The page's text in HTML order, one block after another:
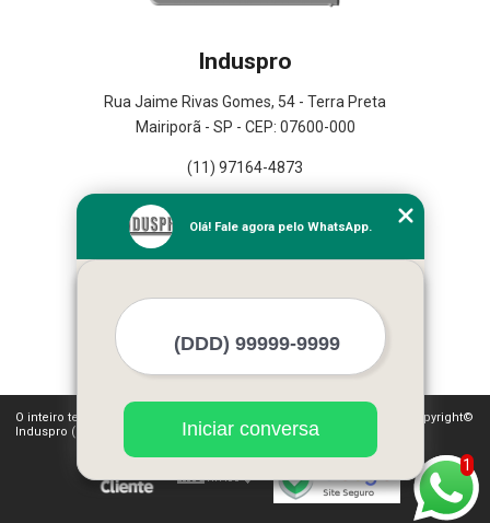
Induspro
Rua Jaime Rivas Gomes, 54 - Terra Preta
Mairiporã - SP - CEP: 07600-000
(11) 97164-4873
Empresa
Missão
Mapa do site
Mais Serviços
O inteiro teor deste site está sujeito à proteção de direitos autorais. Copyright©
Induspro (Lei 9610 de 19/02/1998)
1
Olá! Fale agora pelo WhatsApp.
Iniciar conversa